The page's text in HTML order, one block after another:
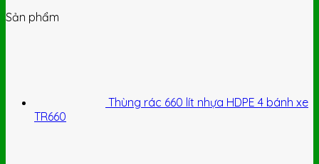
Sản phẩm
Thùng rác 660 lít nhựa HDPE 4 bánh xe
TR660